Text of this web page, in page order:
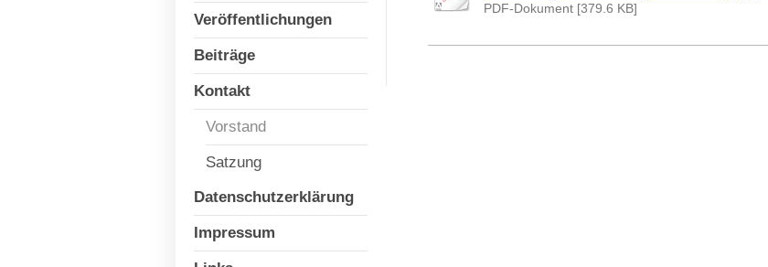
Veröffentlichungen
Beiträge
Kontakt
Vorstand
Satzung
Datenschutzerklärung
Impressum
PDF-Dokument [379.6 KB]